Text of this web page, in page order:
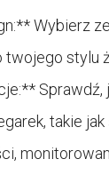
Wybierz
twojego stylu
Sprawdź,
takie